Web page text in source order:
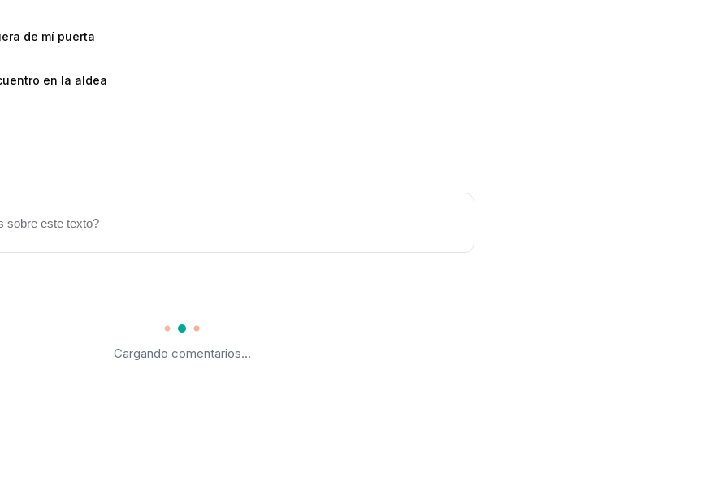
de mí puerta
en la aldea
sobre este texto?
Cargando comentarios...